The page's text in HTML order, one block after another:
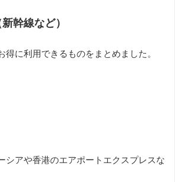
幹線など）
得に利用できるものをまとめました。
シアや香港のエアポートエクスプレスな